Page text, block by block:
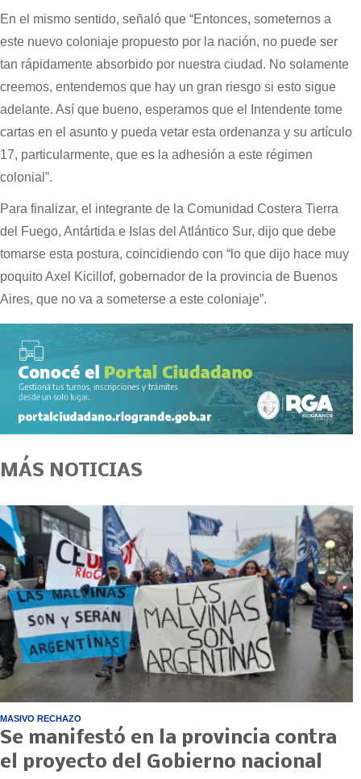
En el mismo sentido, señaló que “Entonces, someternos a
este nuevo coloniaje propuesto por la nación, no puede ser
tan rápidamente absorbido por nuestra ciudad. No solamente
creemos, entendemos que hay un gran riesgo si esto sigue
adelante. Así que bueno, esperamos que el Intendente tome
cartas en el asunto y pueda vetar esta ordenanza y su artículo
17, particularmente, que es la adhesión a este régimen
colonial”.
Para finalizar, el integrante de la Comunidad Costera Tierra
del Fuego, Antártida e Islas del Atlántico Sur, dijo que debe
tomarse esta postura, coincidiendo con “lo que dijo hace muy
poquito Axel Kicillof, gobernador de la provincia de Buenos
Aires, que no va a someterse a este coloniaje”.
MÁS NOTICIAS
MASIVO RECHAZO
Se manifestó en la provincia contra
el proyecto del Gobierno nacional